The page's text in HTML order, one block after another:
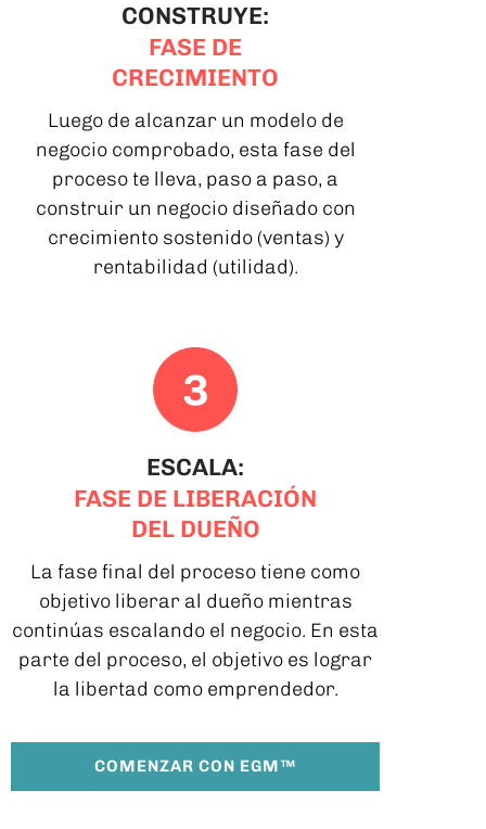
CONSTRUYE:
FASE DE
CRECIMIENTO
Luego de alcanzar un modelo de
negocio comprobado, esta fase del
proceso te lleva, paso a paso, a
construir un negocio diseñado con
crecimiento sostenido (ventas) y
rentabilidad (utilidad).
ESCALA:
FASE DE LIBERACIÓN
DEL DUEÑO
La fase final del proceso tiene como
objetivo liberar al dueño mientras
continúas escalando el negocio. En esta
parte del proceso, el objetivo es lograr
la libertad como emprendedor.
COMENZAR CON EGM™